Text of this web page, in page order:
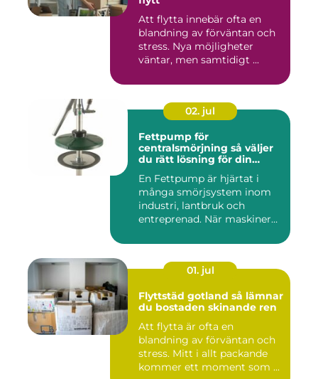
Att flytta innebär ofta en
blandning av förväntan och
stress. Nya möjligheter
väntar, men samtidigt ...
02. jul
Fettpump för
centralsmörjning så väljer
du rätt lösning för din
En Fettpump är hjärtat i
många smörjsystem inom
industri, lantbruk och
entreprenad. När maskiner
01. jul
Flyttstäd gotland så lämnar
du bostaden skinande ren
Att flytta är ofta en
blandning av förväntan och
stress. Mitt i allt packande
kommer ett moment som ...